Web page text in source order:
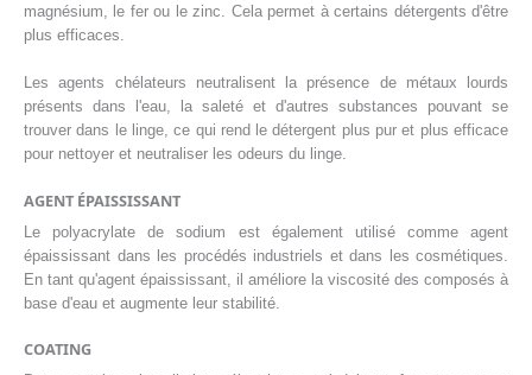
magnésium, le fer ou le zinc. Cela permet à certains détergents d'être
plus efficaces.
Les agents chélateurs neutralisent la présence de métaux lourds
présents dans l'eau, la saleté et d'autres substances pouvant se
trouver dans le linge, ce qui rend le détergent plus pur et plus efficace
pour nettoyer et neutraliser les odeurs du linge.
AGENT ÉPAISSISSANT
Le polyacrylate de sodium est également utilisé comme agent
épaississant dans les procédés industriels et dans les cosmétiques.
En tant qu'agent épaississant, il améliore la viscosité des composés à
base d'eau et augmente leur stabilité.
COATING